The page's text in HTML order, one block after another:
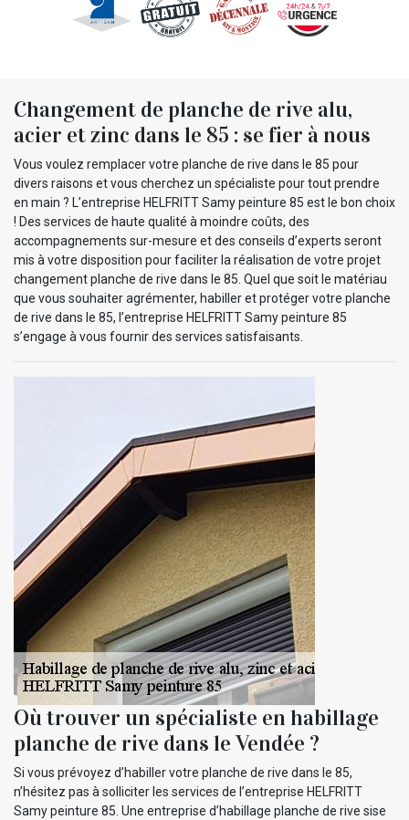
Changement de planche de rive alu,
acier et zinc dans le 85 : se fier à nous
Vous voulez remplacer votre planche de rive dans le 85 pour
divers raisons et vous cherchez un spécialiste pour tout prendre
en main ? L’entreprise HELFRITT Samy peinture 85 est le bon choix
! Des services de haute qualité à moindre coûts, des
accompagnements sur-mesure et des conseils d’experts seront
mis à votre disposition pour faciliter la réalisation de votre projet
changement planche de rive dans le 85. Quel que soit le matériau
que vous souhaiter agrémenter, habiller et protéger votre planche
de rive dans le 85, l’entreprise HELFRITT Samy peinture 85
s’engage à vous fournir des services satisfaisants.
Où trouver un spécialiste en habillage
planche de rive dans le Vendée ?
Si vous prévoyez d’habiller votre planche de rive dans le 85,
n’hésitez pas à solliciter les services de l’entreprise HELFRITT
Samy peinture 85. Une entreprise d’habillage planche de rive sise